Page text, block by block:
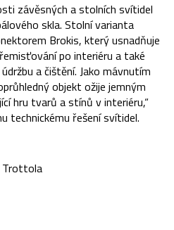
závěsných a stolních svítidel
skla. Stolní varianta
Brokis, který usnadňuje
po interiéru a také
a čištění. Jako mávnutím
objekt ožije jemným
hru tvarů a stínů v interiéru,“
technickému řešení svítidel.